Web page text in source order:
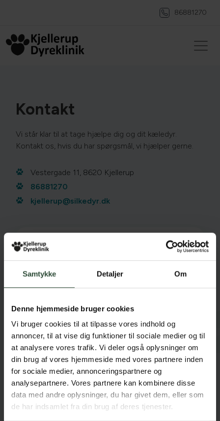
Samtykke Detaljer Om
Denne hjemmeside bruger cookies
Vi bruger cookies til at tilpasse vores indhold og
annoncer, til at vise dig funktioner til sociale medier og til
at analysere vores trafik. Vi deler også oplysninger om
din brug af vores hjemmeside med vores partnere inden
for sociale medier, annonceringspartnere og
analysepartnere. Vores partnere kan kombinere disse
data med andre oplysninger, du har givet dem, eller som
de har indsamlet fra din brug af deres tjenester.
86881270
Hvad leder du efter?
Kontakt
Vi står klar til at tage hjælpe dig og dit kæledyr.
Kontakt os, hvis du har spørgsmål, vi hjælper gerne.
Vestergade 11, 8620 Kjellerup
86881270
kjellerup@silkedyr.dk
Jeg accepterer vilkår og betingelser
beskrevet iprivatlivspolitikken